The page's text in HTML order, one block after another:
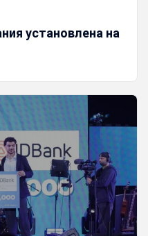
установлена на